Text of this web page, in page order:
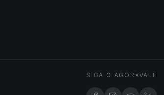
SIGA O AGORAVALE